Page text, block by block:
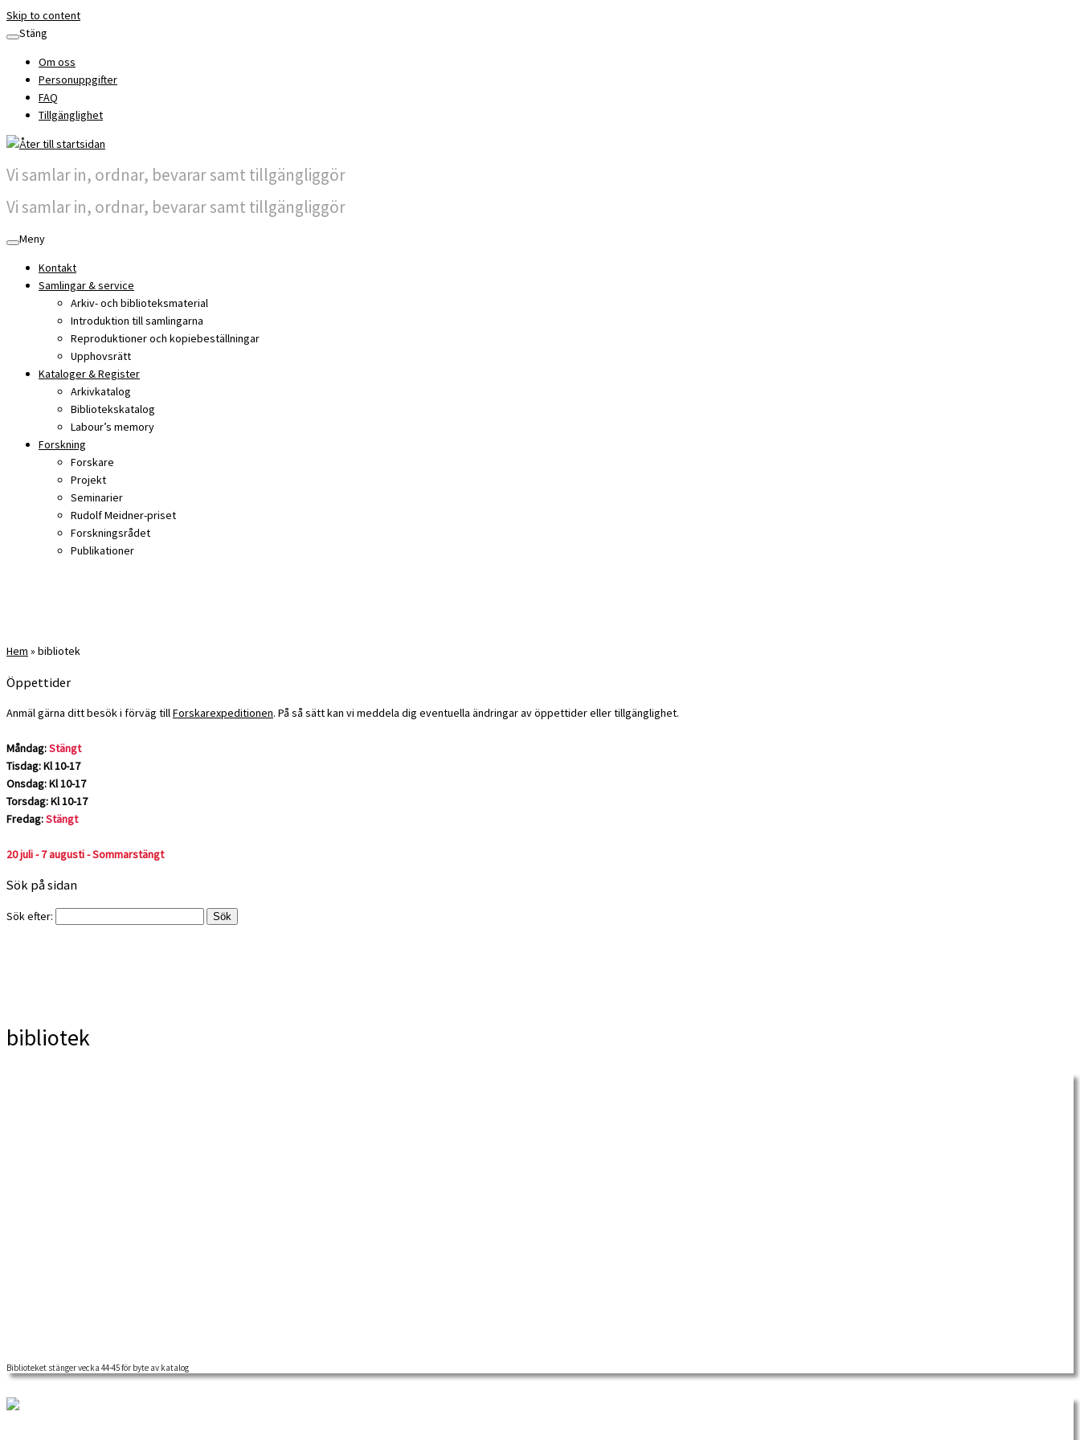
Skip to content
Stäng
Om oss
Personuppgifter
FAQ
Tillgänglighet
Vi samlar in, ordnar, bevarar samt tillgängliggör
Vi samlar in, ordnar, bevarar samt tillgängliggör
Meny
Kontakt
Samlingar & service
Arkiv- och biblioteksmaterial
Introduktion till samlingarna
Reproduktioner och kopiebeställningar
Upphovsrätt
Kataloger & Register
Arkivkatalog
Bibliotekskatalog
Labour’s memory
Forskning
Forskare
Projekt
Seminarier
Rudolf Meidner-priset
Forskningsrådet
Publikationer
Hem » bibliotek
Öppettider
Anmäl gärna ditt besök i förväg tillForskarexpeditionen. På så sätt kan vi meddela dig eventuella ändringar av öppettider eller tillgänglighet.
Måndag:Stängt
Tisdag: Kl 10-17
Onsdag: Kl 10-17
Torsdag: Kl 10-17
Fredag:Stängt
20 juli - 7 augusti - Sommarstängt
Sök på sidan
Sök efter:
bibliotek
Biblioteket har under ett par år förberett en övergång från bibliotekssystemet Mikromarc till Koha – […]
Biblioteket stänger vecka 44-45 för byte av katalog